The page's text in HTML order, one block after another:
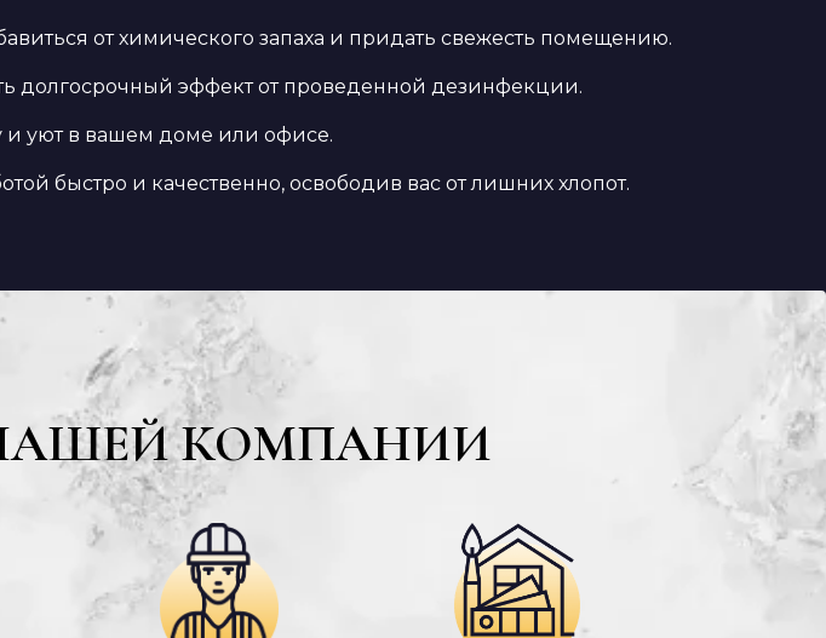
от химического запаха и придать свежесть помещению.
долгосрочный эффект от проведенной дезинфекции.
и уют в вашем доме или офисе.
быстро и качественно, освободив вас от лишних хлопот.
КОМПАНИИ